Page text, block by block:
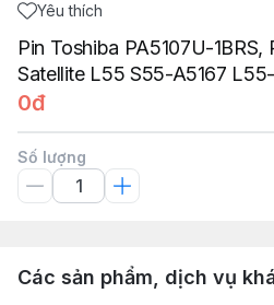
Yêu thích
Pin Toshiba PA5107U-1BRS,
Satellite L55 S55-A5167
0đ
Số lượng
Các sản phẩm, dịch vụ